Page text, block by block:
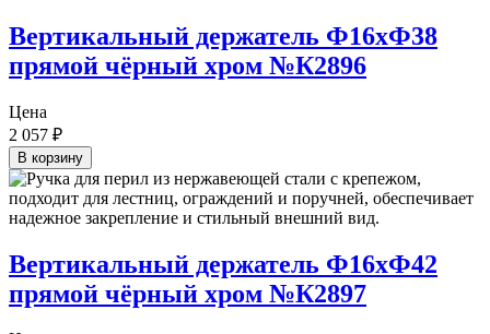
Вертикальный держатель Ф16хФ38
прямой чёрный хром №К2896
Цена
2 057 ₽
В корзину
Вертикальный держатель Ф16хФ42
прямой чёрный хром №К2897